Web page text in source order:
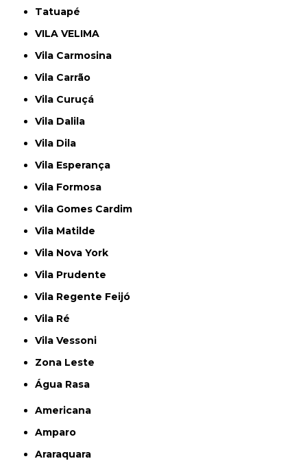
Tatuapé
VILA VELIMA
Vila Carmosina
Vila Carrão
Vila Curuçá
Vila Dalila
Vila Dila
Vila Esperança
Vila Formosa
Vila Gomes Cardim
Vila Matilde
Vila Nova York
Vila Prudente
Vila Regente Feijó
Vila Ré
Vila Vessoni
Zona Leste
Água Rasa
Americana
Amparo
Araraquara